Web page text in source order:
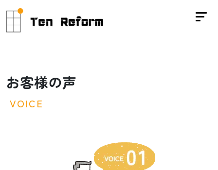
お客様の声
VOICE